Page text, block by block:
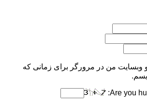
و وبسایت من در مرورگر برای زمانی که
Are you